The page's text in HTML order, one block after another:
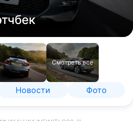
Смотреть все
Новости Фото